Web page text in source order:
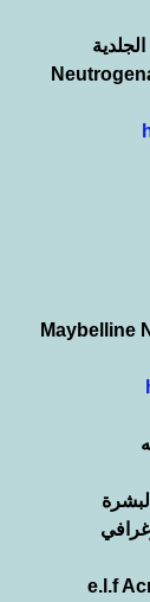
Maybelline
e.l.f